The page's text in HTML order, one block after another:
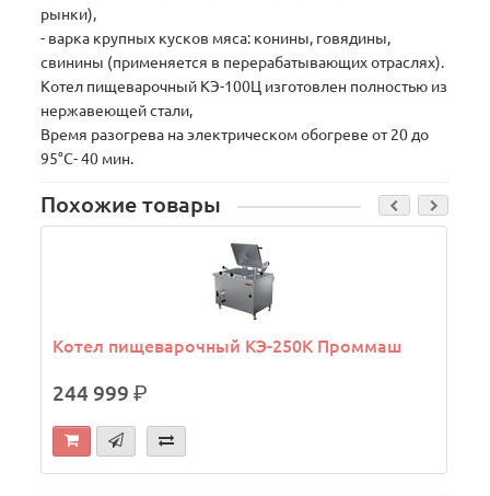
рынки),
- варка крупных кусков мяса: конины, говядины,
свинины (применяется в перерабатывающих отраслях).
Котел пищеварочный КЭ-100Ц изготовлен полностью из
нержавеющей стали,
Время разогрева на электрическом обогреве от 20 до
95°С- 40 мин.
Похожие товары
Котел пищеварочный КЭ-250К Проммаш
244 999р.